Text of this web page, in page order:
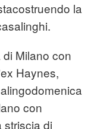
la
Milano con
Haynes,
con
striscia di